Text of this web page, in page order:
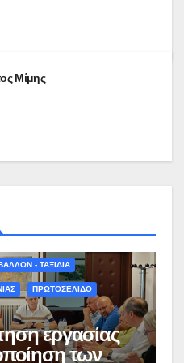
Μίμης
- ΤΑΞΙΔΙΑ
ΠΡΩΤΟΣΕΛΙΔΟ
εργασίας
των